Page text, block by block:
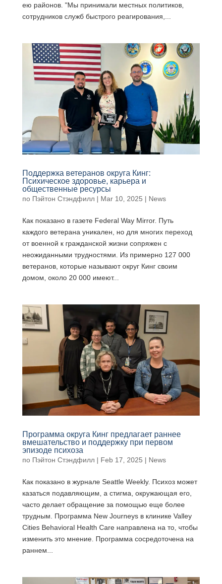
ею районов. "Мы принимали местных политиков,
сотрудников служб быстрого реагирования,...
Поддержка ветеранов округа Кинг:
Психическое здоровье, карьера и
общественные ресурсы
по Пэйтон Стэндфилл| Mar 10, 2025 | News
Как показано в газете Federal Way Mirror. Путь
каждого ветерана уникален, но для многих переход
от военной к гражданской жизни сопряжен с
неожиданными трудностями. Из примерно 127 000
ветеранов, которые называют округ Кинг своим
домом, около 20 000 имеют...
Программа округа Кинг предлагает раннее
вмешательство и поддержку при первом
эпизоде психоза
по Пэйтон Стэндфилл| Feb 17, 2025 | News
Как показано в журнале Seattle Weekly. Психоз может
казаться подавляющим, а стигма, окружающая его,
часто делает обращение за помощью еще более
трудным. Программа New Journeys в клинике Valley
Cities Behavioral Health Care направлена на то, чтобы
изменить это мнение. Программа сосредоточена на
раннем...